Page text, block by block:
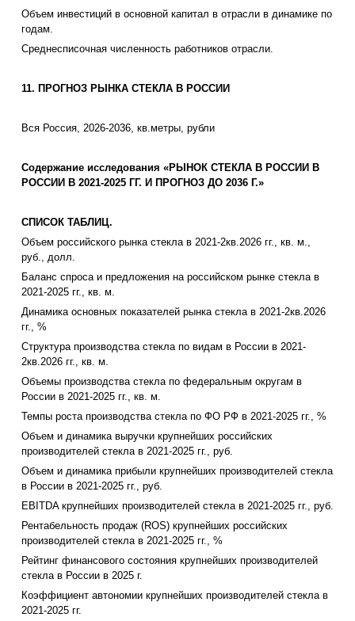
Объем инвестиций в основной капитал в отрасли в динамике по
годам.
Среднесписочная численность работников отрасли.
11. ПРОГНОЗ РЫНКА СТЕКЛА В РОССИИ
Вся Россия, 2026-2036, кв.метры, рубли
Содержание исследования «РЫНОК СТЕКЛА В РОССИИ В
РОССИИ В 2021-2025 ГГ. И ПРОГНОЗ ДО 2036 Г.»
СПИСОК ТАБЛИЦ.
Объем российского рынка стекла в 2021-2кв.2026 гг., кв. м.,
руб., долл.
Баланс спроса и предложения на российском рынке стекла в
2021-2025 гг., кв. м.
Динамика основных показателей рынка стекла в 2021-2кв.2026
гг., %
Структура производства стекла по видам в России в 2021-
2кв.2026 гг., кв. м.
Объемы производства стекла по федеральным округам в
России в 2021-2025 гг., кв. м.
Темпы роста производства стекла по ФО РФ в 2021-2025 гг., %
Объем и динамика выручки крупнейших российских
производителей стекла в 2021-2025 гг., руб.
Объем и динамика прибыли крупнейших производителей стекла
в России в 2021-2025 гг., руб.
EBITDA крупнейших производителей стекла в 2021-2025 гг., руб.
Рентабельность продаж (ROS) крупнейших российских
производителей стекла в 2021-2025 гг., %
Рейтинг финансового состояния крупнейших производителей
стекла в России в 2025 г.
Коэффициент автономии крупнейших производителей стекла в
2021-2025 гг.